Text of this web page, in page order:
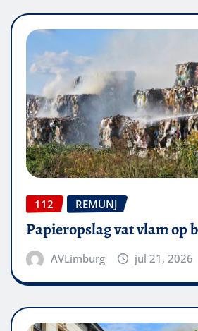
112 REMUNJ
Papieropslag vat vlam op
AVLimburg jul 21, 2026